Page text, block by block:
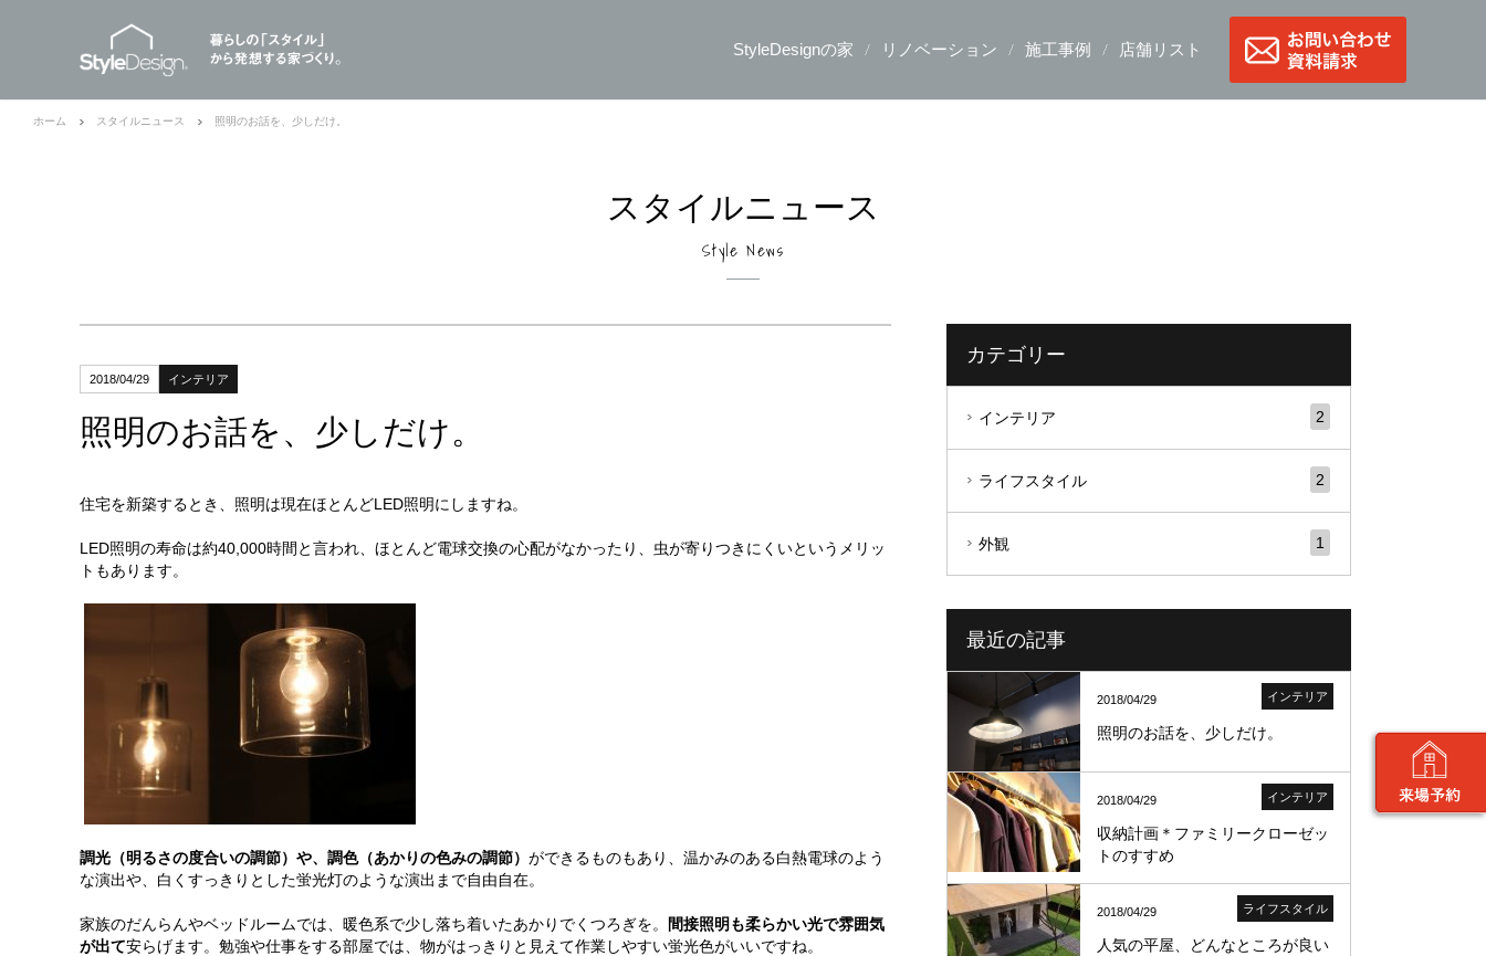
StyleDesignの家 リノベーション 施工事例 店舗リスト
ホーム スタイルニュース 照明のお話を、少しだけ。
スタイルニュース
Style News
2018/04/29 インテリア
照明のお話を、少しだけ。
住宅を新築するとき、照明は現在ほとんどLED照明にしますね。
LED照明の寿命は約40 000時間と言われ、ほとんど電球交換の心配がなかったり、虫が寄りつきにくいというメリッ
トもあります。
調光（明るさの度合いの調節）や、調色（あかりの色みの調節） ができるものもあり、温かみのある白熱電球のよう
な演出や、白くすっきりとした蛍光灯のような演出まで自由自在。
家族のだんらんやベッドルームでは、暖色系で少し落ち着いたあかりでくつろぎを。
間接照明も柔らかい光で雰囲気
が出て安らげます。勉強や仕事をする部屋では、物がはっきりと見えて作業しやすい蛍光色がいいですね。
カテゴリー
インテリア 2
ライフスタイル 2
外観 1
最近の記事
2018/04/29 インテリア
照明のお話を、少しだけ。
2018/04/29 インテリア
収納計画＊ファミリークローゼッ
トのすすめ
2018/04/29 ライフスタイル
人気の平屋、どんなところが良い